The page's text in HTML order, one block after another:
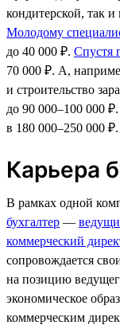
кондитерской, так
Молодому
до 40 000 ₽. Спустя
70 000 ₽. А,
и строительство
до 90 000–100 000
в 180 000–250 000 ₽.
Карьера
В рамках одной
бухгалтер —
коммерческий
сопровождается
на позицию
экономическое
коммерческим